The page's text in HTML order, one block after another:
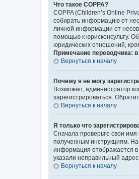
Что такое COPPA?
COPPA (Children’s Online
собирать информацию от
личной информации от
помощью к юрисконсульту.
юридических отношений,
Примечание переводчика:
Вернуться к началу
Почему я не могу
Возможно, администратор
зарегистрироваться.
Вернуться к началу
Я только что
Сначала проверьте свои
полученным инструкциям.
информация отображается
указали неправильный
Вернуться к началу